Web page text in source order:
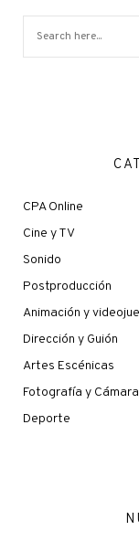
CPA Online
Cine y TV
Sonido
Postproducción
Animación y
Dirección y Guión
Artes Escénicas
Fotografía y Cámara
Deporte